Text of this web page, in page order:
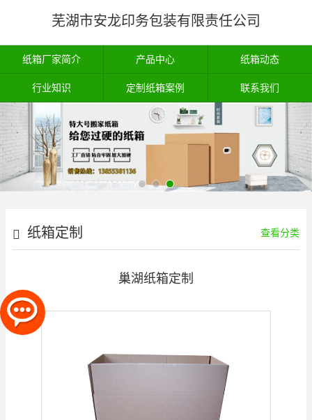
芜湖市安龙印务包装有限责任公司
纸箱厂家简介 产品中心 纸箱动态
行业知识 定制纸箱案例 联系我们
纸箱定制 查看分类
巢湖纸箱定制